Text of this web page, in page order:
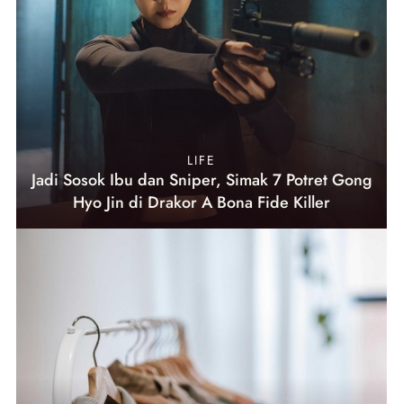
LIFE
Jadi Sosok Ibu dan Sniper, Simak 7 Potret Gong
Hyo Jin di Drakor A Bona Fide Killer